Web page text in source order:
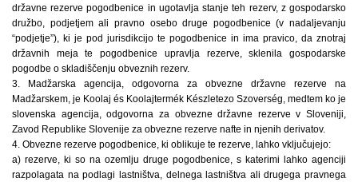
državne rezerve pogodbenice in ugotavlja stanje teh rezerv, z gospodarsko
družbo, podjetjem ali pravno osebo druge pogodbenice (v nadaljevanju
“podjetje”), ki je pod jurisdikcijo te pogodbenice in ima pravico, da znotraj
državnih meja te pogodbenice upravlja rezerve, sklenila gospodarske
pogodbe o skladiščenju obveznih rezerv.
3. Madžarska agencija, odgovorna za obvezne državne rezerve na
Madžarskem, je Koolaj és Koolajtermék Készletezo Szoverség, medtem ko je
slovenska agencija, odgovorna za obvezne državne rezerve v Sloveniji,
Zavod Republike Slovenije za obvezne rezerve nafte in njenih derivatov.
4. Obvezne rezerve pogodbenice, ki oblikuje te rezerve, lahko vključujejo:
a) rezerve, ki so na ozemlju druge pogodbenice, s katerimi lahko agenciji
razpolagata na podlagi lastništva, delnega lastništva ali drugega pravnega